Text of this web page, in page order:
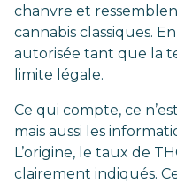
chanvre et
cannabis classiques.
autorisée tant que la
limite légale.
Ce qui compte, ce
mais aussi les
L’origine, le taux de
clairement indiqués.